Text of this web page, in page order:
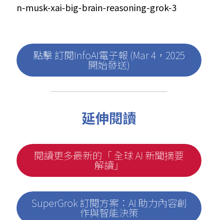
n-musk-xai-big-brain-reasoning-grok-3
點擊 訂閱InfoAI電子報 (Mar 4，2025
開始發送)
延伸閱讀
閱讀更多最新的「 全球 AI 新聞摘要
解讀」
SuperGrok 訂閱方案：AI 助力內容創
作與智能決策